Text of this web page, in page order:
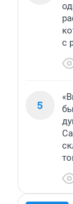
с
5